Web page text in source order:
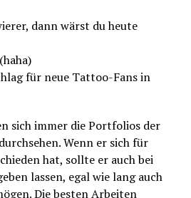
dann wärst du heute
für neue Tattoo-Fans in
sich immer die Portfolios der
Wenn er sich für
hat, sollte er auch bei
lassen, egal wie lang auch
Die besten Arbeiten